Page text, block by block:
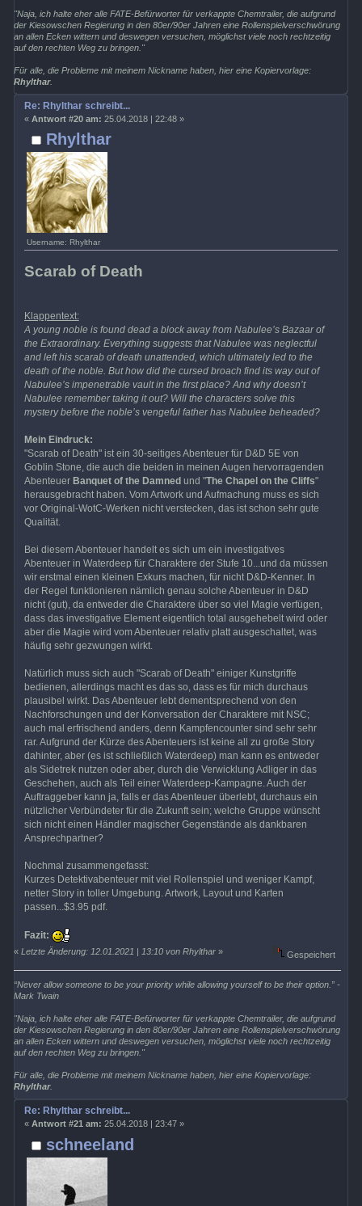
"Naja, ich halte eher alle FATE-Befürworter für verkappte Chemtrailer, die aufgrund
der Kiesowschen Regierung in den 80er/90er Jahren eine Rollenspielverschwörung
an allen Ecken wittern und deswegen versuchen, möglichst viele noch rechtzeitig
auf den rechten Weg zu bringen."
Für alle, die Probleme mit meinem Nickname haben, hier eine Kopiervorlage:
Rhylthar.
Rhylthar
Username: Rhylthar
Re: Rhylthar schreibt...
« Antwort #20 am: 25.04.2018 | 22:48 »
Scarab of Death
Klappentext:
A young noble is found dead a block away from Nabulee’s Bazaar of
the Extraordinary. Everything suggests that Nabulee was neglectful
and left his scarab of death unattended, which ultimately led to the
death of the noble. But how did the cursed broach find its way out of
Nabulee’s impenetrable vault in the first place? And why doesn’t
Nabulee remember taking it out? Will the characters solve this
mystery before the noble’s vengeful father has Nabulee beheaded?
Mein Eindruck:
"Scarab of Death" ist ein 30-seitiges Abenteuer für D&D 5E von
Goblin Stone, die auch die beiden in meinen Augen hervorragenden
Abenteuer Banquet of the Damnedund "The Chapel on the Cliffs"
herausgebracht haben. Vom Artwork und Aufmachung muss es sich
vor Original-WotC-Werken nicht verstecken, das ist schon sehr gute
Qualität.
Bei diesem Abenteuer handelt es sich um ein investigatives
Abenteuer in Waterdeep für Charaktere der Stufe 10...und da müssen
wir erstmal einen kleinen Exkurs machen, für nicht D&D-Kenner. In
der Regel funktionieren nämlich genau solche Abenteuer in D&D
nicht (gut), da entweder die Charaktere über so viel Magie verfügen,
dass das investigative Element eigentlich total ausgehebelt wird oder
aber die Magie wird vom Abenteuer relativ platt ausgeschaltet, was
häufig sehr gezwungen wirkt.
Natürlich muss sich auch "Scarab of Death" einiger Kunstgriffe
bedienen, allerdings macht es das so, dass es für mich durchaus
plausibel wirkt. Das Abenteuer lebt dementsprechend von den
Nachforschungen und der Konversation der Charaktere mit NSC;
auch mal erfrischend anders, denn Kampfencounter sind sehr sehr
rar. Aufgrund der Kürze des Abenteuers ist keine all zu große Story
dahinter, aber (es ist schließlich Waterdeep) man kann es entweder
als Sidetrek nutzen oder aber, durch die Verwicklung Adliger in das
Geschehen, auch als Teil einer Waterdeep-Kampagne. Auch der
Auftraggeber kann ja, falls er das Abenteuer überlebt, durchaus ein
nützlicher Verbündeter für die Zukunft sein; welche Gruppe wünscht
sich nicht einen Händler magischer Gegenstände als dankbaren
Ansprechpartner?
Nochmal zusammengefasst:
Kurzes Detektivabenteuer mit viel Rollenspiel und weniger Kampf,
netter Story in toller Umgebung. Artwork, Layout und Karten
passen...$3.95 pdf.
Fazit:
«Letzte Änderung: 12.01.2021 | 13:10 von Rhylthar » Gespeichert
“Never allow someone to be your priority while allowing yourself to be their option.” -
Mark Twain
"Naja, ich halte eher alle FATE-Befürworter für verkappte Chemtrailer, die aufgrund
der Kiesowschen Regierung in den 80er/90er Jahren eine Rollenspielverschwörung
an allen Ecken wittern und deswegen versuchen, möglichst viele noch rechtzeitig
auf den rechten Weg zu bringen."
Für alle, die Probleme mit meinem Nickname haben, hier eine Kopiervorlage:
Rhylthar.
schneeland
Re: Rhylthar schreibt...
« Antwort #21 am: 25.04.2018 | 23:47 »